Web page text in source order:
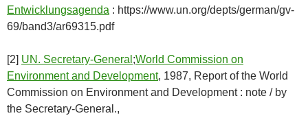
Entwicklungsagenda : https://www.un.org/depts/german/gv-
69/band3/ar69315.pdf
[2] UN. Secretary-General ;World Commission on
Environment and Development, 1987, Report of the World
Commission on Environment and Development : note / by
the Secretary-General.,